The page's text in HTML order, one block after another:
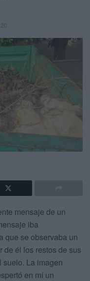
mensaje de un
iba
que se observaba un
de él los restos de sus
suelo. La imagen
en mí un